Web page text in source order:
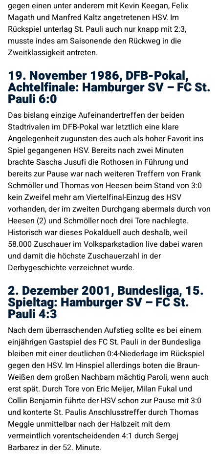
gegen einen unter anderem mit Kevin Keegan, Felix
Magath und Manfred Kaltz angetretenen HSV. Im
Rückspiel unterlag St. Pauli auch nur knapp mit 2:3,
musste indes am Saisonende den Rückweg in die
Zweitklassigkeit antreten.
19. November 1986, DFB-Pokal,
Achtelfinale: Hamburger SV – FC St.
Pauli 6:0
Das bislang einzige Aufeinandertreffen der beiden
Stadtrivalen im DFB-Pokal war letztlich eine klare
Angelegenheit zugunsten des auch als hoher Favorit ins
Spiel gegangenen HSV. Bereits nach zwei Minuten
brachte Sascha Jusufi die Rothosen in Führung und
bereits zur Pause war nach weiteren Treffern von Frank
Schmöller und Thomas von Heesen beim Stand von 3:0
kein Zweifel mehr am Viertelfinal-Einzug des HSV
vorhanden, der im zweiten Durchgang abermals durch von
Heesen (2) und Schmöller noch drei Tore nachlegte.
Historisch war dieses Pokalduell auch deshalb, weil
58.000 Zuschauer im Volksparkstadion live dabei waren
und damit die höchste Zuschauerzahl in der
Derbygeschichte verzeichnet wurde.
2. Dezember 2001, Bundesliga, 15.
Spieltag: Hamburger SV – FC St.
Pauli 4:3
Nach dem überraschenden Aufstieg sollte es bei einem
einjährigen Gastspiel des FC St. Pauli in der Bundesliga
bleiben mit einer deutlichen 0:4-Niederlage im Rückspiel
gegen den HSV. Im Hinspiel allerdings boten die Braun-
Weißen dem großen Nachbarn mächtig Paroli, wenn auch
erst spät. Durch Tore von Eric Meijer, Milan Fukal und
Collin Benjamin führte der HSV schon zur Pause mit 3:0
und konterte St. Paulis Anschlusstreffer durch Thomas
Meggle unmittelbar nach der Halbzeit mit dem
vermeintlich vorentscheidenden 4:1 durch Sergej
Barbarez in der 52. Minute.